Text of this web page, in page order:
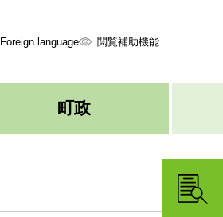
Foreign language 閲覧補助機能
町政